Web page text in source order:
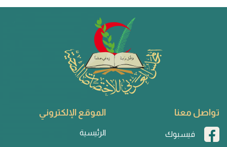
تواصل معنا
فيسبوك
الموقع الإلكتروني
الرئيسية